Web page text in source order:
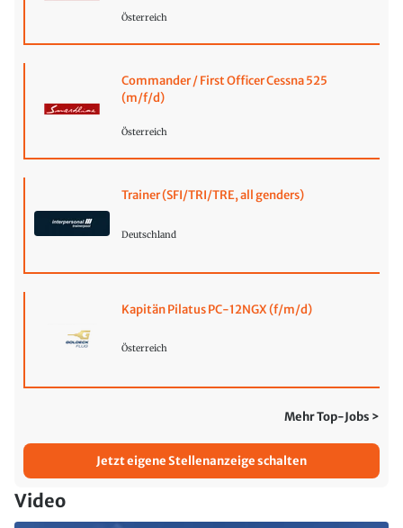
Österreich
Commander / First Officer Cessna 525
(m/f/d)
Österreich
Trainer (SFI/TRI/TRE, all genders)
Deutschland
Kapitän Pilatus PC-12NGX (f/m/d)
Österreich
Mehr Top-Jobs >
Jetzt eigene Stellenanzeige schalten
Video